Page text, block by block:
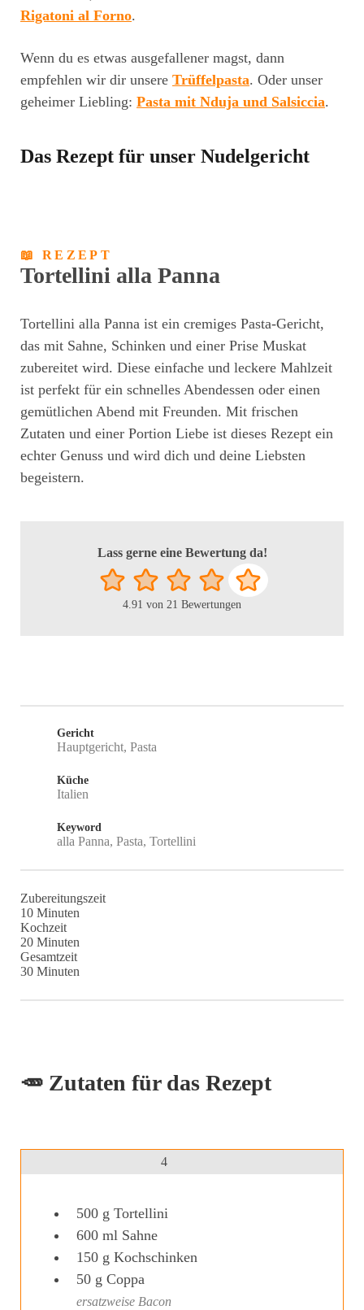
Rigatoni al Forno.
Wenn du es etwas ausgefallener magst, dann
empfehlen wir dir unsere Trüffelpasta. Oder unser
geheimer Liebling: Pasta mit Nduja und Salsiccia.
Das Rezept für unser Nudelgericht
📖 REZEPT
Tortellini alla Panna
Tortellini alla Panna ist ein cremiges Pasta-Gericht,
das mit Sahne, Schinken und einer Prise Muskat
zubereitet wird. Diese einfache und leckere Mahlzeit
ist perfekt für ein schnelles Abendessen oder einen
gemütlichen Abend mit Freunden. Mit frischen
Zutaten und einer Portion Liebe ist dieses Rezept ein
echter Genuss und wird dich und deine Liebsten
begeistern.
Lass gerne eine Bewertung da!
4.91 von 21 Bewertungen
Gericht
Hauptgericht, Pasta
Küche
Italien
Keyword
alla Panna, Pasta, Tortellini
Zubereitungszeit
10Minuten
Minuten
Kochzeit
20Minuten
Minuten
Gesamtzeit
30Minuten
Minuten
🥕 Zutaten für das Rezept
4
500 g Tortellini
600 ml Sahne
150 g Kochschinken
50 g Coppa
ersatzweise Bacon